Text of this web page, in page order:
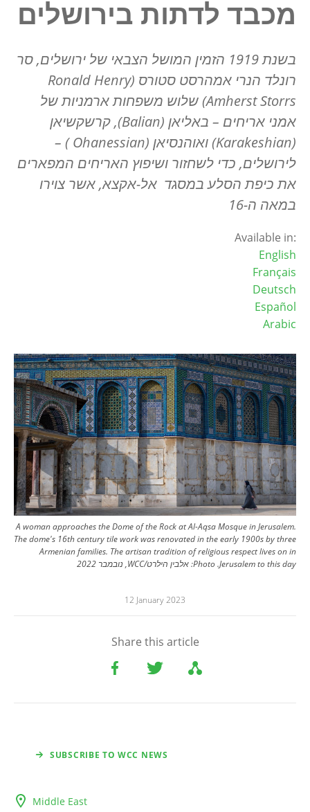
מכבד לדתות בירושלים
בשנת 1919 הזמין המושל הצבאי של ירושלים, סר
רונלד הנרי אמהרסט סטורס (Ronald Henry
Amherst Storrs) שלוש משפחות ארמניות של
אמני אריחים – באליאן (Balian), קרשקשיאן
(
Karakeshian) ואוהנסיאן (Ohanessian
) –
לירושלים, כדי לשחזור ושיפוץ האריחים המפארים
את כיפת הסלע במסגד אל-אקצא, אשר צוירו
במאה ה-16
Available in:
English
Français
Deutsch
Español
Arabic
Image
A woman approaches the Dome of the Rock at Al-Aqsa Mosque in Jerusalem.
The dome's 16th century tile work was renovated in the early 1900s by three
Armenian families. The artisan tradition of religious respect lives on in
Jerusalem to this day.
Photo: אלבין הילרט/WCC, נובמבר 2022
12 January 2023
Share this article
SUBSCRIBE TO WCC NEWS
Middle East